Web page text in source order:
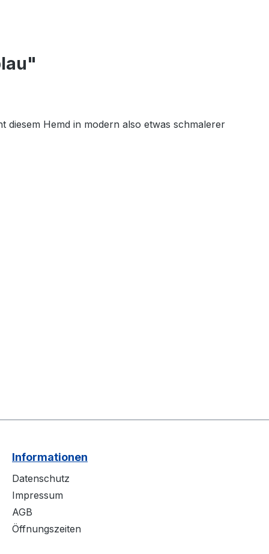
diesem Hemd in modern also etwas schmalerer
Informationen
Datenschutz
Impressum
AGB
Öffnungszeiten